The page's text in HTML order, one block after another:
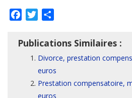
FacebookTwitter
Publications Similaires :
Divorce, prestation
euros
Prestation compensatoire,
euros